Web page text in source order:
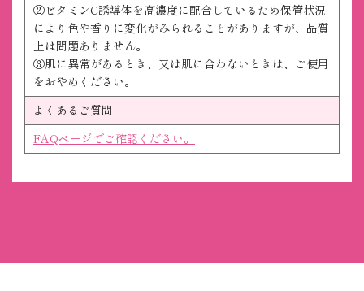
②ビタミンC誘導体を高濃度に配合しているため保管状況
により色や香りに変化がみられることがありますが、品質
上は問題ありません。
③肌に異常があるとき、又は肌に合わないときは、ご使用
をおやめください。
よくあるご質問
FAQページでご確認ください。